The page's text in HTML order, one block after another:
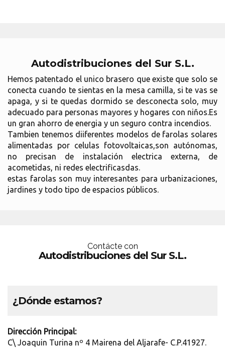
Autodistribuciones del Sur S.L.
Hemos patentado el unico brasero que existe que solo se
conecta cuando te sientas en la mesa camilla, si te vas se
apaga, y si te quedas dormido se desconecta solo, muy
adecuado para personas mayores y hogares con niños.Es
un gran ahorro de energia y un seguro contra incendios.
Tambien tenemos diiferentes modelos de farolas solares
alimentadas por celulas fotovoltaicas,son autónomas,
no precisan de instalación electrica externa, de
acometidas, ni redes electrificasdas.
estas farolas son muy interesantes para urbanizaciones,
jardines y todo tipo de espacios públicos.
Contácte con
Autodistribuciones del Sur S.L.
¿Dónde estamos?
Dirección Principal:
C\ Joaquin Turina nº 4 Mairena del Aljarafe- C.P.41927.